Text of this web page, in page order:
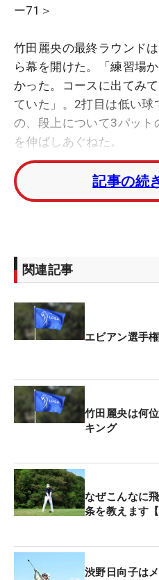
ー71＞
竹田麗央の最終ラウンド
ら幕を開けた。「練習場
かった。コースに出てみ
ていた」。2打目は低い
の、段上について3パット
を伸ばしあぐねた。
「バーディチャンスには
か入らなかった」。9番
た。4バーディ・2ボギー
アンダーパーをマークし
初出場だった昨年は55位
ェアウェイキープ率65.4
は69.2％（36/52）。パ
加した。確かな手応えは数
その一方で、「3日目、4
と、優勝争いは厳しい」
ま先上がりやつま先下が
ーンも目立ち、「いいと
い」と話す。
記事の続
関連記事
エビアン選手
竹田麗央は何
キング
なぜこんなに
条を教えます【
渋野日向子は